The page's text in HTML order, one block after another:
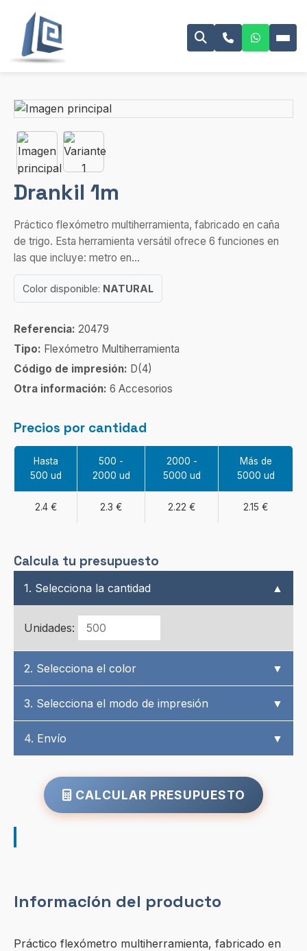
Drankil 1m
Práctico flexómetro multiherramienta, fabricado en caña
de trigo. Esta herramienta versátil ofrece 6 funciones en
las que incluye: metro en...
Color disponible: NATURAL
Referencia: 20479
Tipo: Flexómetro Multiherramienta
Código de impresión: D(4)
Otra información: 6 Accesorios
Precios por cantidad
Hasta
500 ud
500 -
2000 ud
2000 -
5000 ud
Más de
5000 ud
2.4 € 2.3 € 2.22 € 2.15 €
Calcula tu presupuesto
1. Selecciona la cantidad ▲
Unidades:
2. Selecciona el color ▼
3. Selecciona el modo de impresión ▼
4. Envío ▼
CALCULAR PRESUPUESTO
Información del producto
Práctico flexómetro multiherramienta, fabricado en